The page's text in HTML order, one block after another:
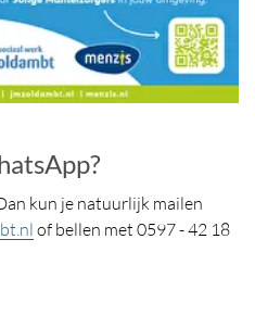
kun je natuurlijk mailen
of bellen met 0597 - 42 18